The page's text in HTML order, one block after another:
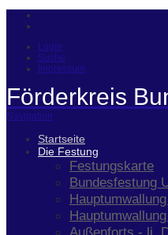
Login
Suche
Impressum
Förderkreis
Navigation
Startseite
Die Festung
Festungskarte
Bundesfestung